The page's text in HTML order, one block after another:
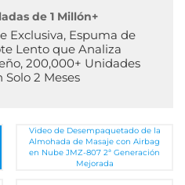
de 1 Millón+
Exclusiva, Espuma de
Lento que Analiza
200,000+ Unidades
Solo 2 Meses
Video de Desempaquetado de la
Almohada de Masaje con Airbag
en Nube JMZ-807 2ª Generación
Mejorada